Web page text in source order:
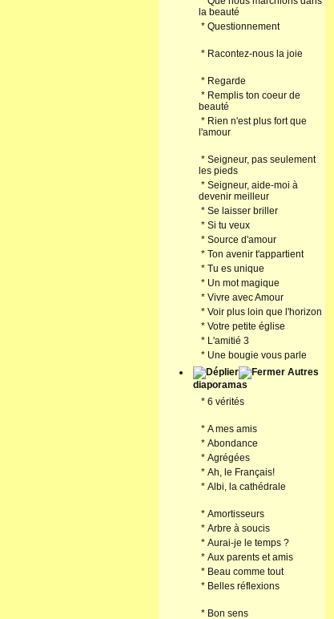
la beauté
* Questionnement
* Racontez-nous la joie
* Regarde
* Remplis ton coeur de
beauté
* Rien n'est plus fort que
l'amour
* Seigneur, pas seulement
les pieds
* Seigneur, aide-moi à
devenir meilleur
* Se laisser briller
* Si tu veux
* Source d'amour
* Ton avenir t'appartient
* Tu es unique
* Un mot magique
* Vivre avec Amour
* Voir plus loin que l'horizon
* Votre petite église
* L'amitié 3
* Une bougie vous parle
Autres
diaporamas
* 6 vérités
* A mes amis
* Abondance
* Agrégées
* Ah, le Français!
* Albi, la cathédrale
* Amortisseurs
* Arbre à soucis
* Aurai-je le temps ?
* Aux parents et amis
* Beau comme tout
* Belles réflexions
* Bon sens